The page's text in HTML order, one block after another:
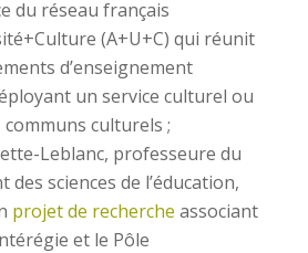
du réseau français
(A+U+C) qui réunit
d’enseignement
un service culturel ou
communs culturels ;
Leblanc, professeure du
des sciences de l’éducation,
projet de recherche associant
et le Pôle